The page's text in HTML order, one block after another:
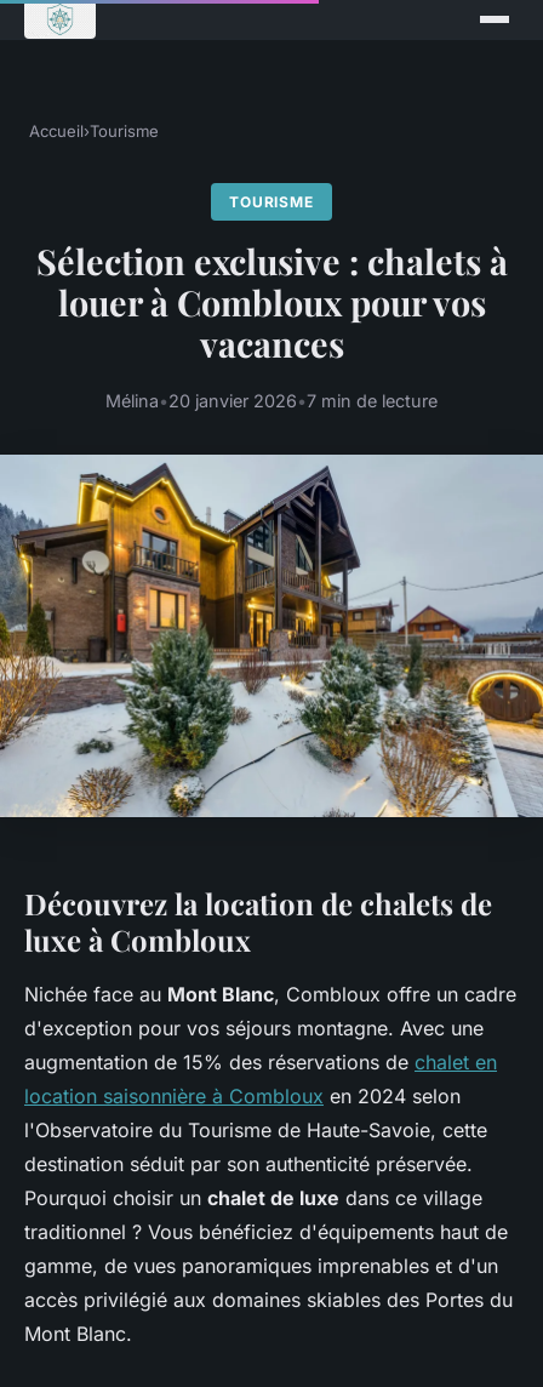
Accueil›Tourisme
TOURISME
Sélection exclusive : chalets à
louer à Combloux pour vos
vacances
Mélina•20 janvier 2026•7 min de lecture
Découvrez la location de chalets de
luxe à Combloux
Nichée face au Mont Blanc, Combloux offre un cadre
d'exception pour vos séjours montagne. Avec une
augmentation de 15% des réservations de chalet en
location saisonnière à Combloux en 2024 selon
l'Observatoire du Tourisme de Haute-Savoie, cette
destination séduit par son authenticité préservée.
Pourquoi choisir un chalet de luxe dans ce village
traditionnel ? Vous bénéficiez d'équipements haut de
gamme, de vues panoramiques imprenables et d'un
accès privilégié aux domaines skiables des Portes du
Mont Blanc.